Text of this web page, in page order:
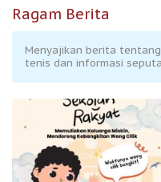
Ragam Berita
Menyajikan berita
tenis dan informasi